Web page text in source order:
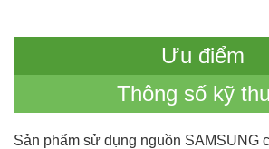
Ưu điểm
Thông số kỹ
Sản phẩm sử dụng nguồn SAMSUNG